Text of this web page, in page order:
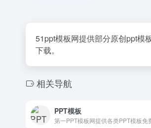
51ppt模板网提供部分原创ppt模
下载。
相关导航
PPT模板